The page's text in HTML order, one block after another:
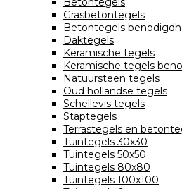
Grasbetontegels
Betontegels
Daktegels
Keramische tegels
Keramische tegels
Natuursteen tegels
Oud hollandse tegels
Schellevis tegels
Staptegels
Terrastegels en
Tuintegels 30x30
Tuintegels 50x50
Tuintegels 80x80
Tuintegels 100x100